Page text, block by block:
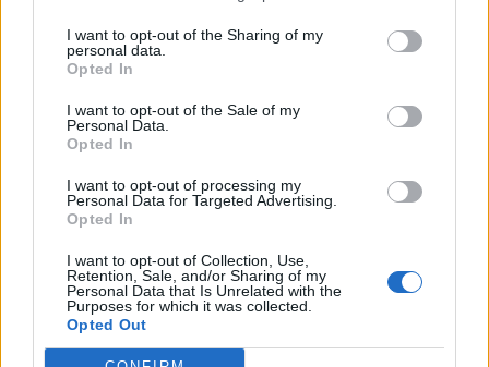
I want to opt-out of the Sharing of my
personal data.
Opted In
I want to opt-out of the Sale of my
Personal Data.
Opted In
I want to opt-out of processing my
Personal Data for Targeted Advertising.
Opted In
I want to opt-out of Collection, Use,
Retention, Sale, and/or Sharing of my
Personal Data that Is Unrelated with the
Purposes for which it was collected.
Opted Out
ανθρωπιστικές αποστολές ή αποστολές για
την απομάκρυνση υπηκόων των κρατών-
μελών,
αποστολές πρόληψης συγκρούσεων και
ειρηνευτικές αποστολές,
αποστολές μάχιμων μονάδων για τη
διαχείριση κρίσεων, όπως επιχειρήσεις για
την αποκατάσταση της ειρήνης,
κοινές δράσεις αφοπλισμού,